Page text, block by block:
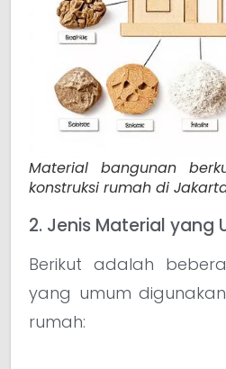
Material bangunan
konstruksi rumah di
2. Jenis Material yang
Berikut adalah
yang umum
rumah: